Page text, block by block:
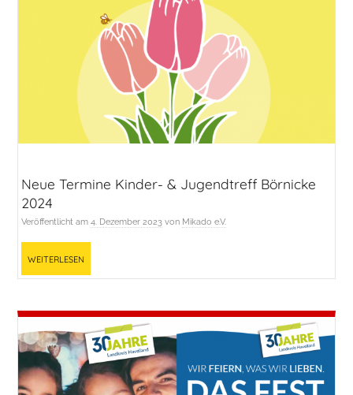
Neue Termine Kinder- & Jugendtreff Börnicke
2024
Veröffentlicht am4. Dezember 2023 von Mikado e.V.
Weiterlesen